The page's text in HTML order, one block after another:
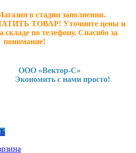
в стадии заполнения.
ТОВАР! Уточните цены и
складе по телефону. Спасибо за
понимание!
«Вектор-С»
с нами просто!